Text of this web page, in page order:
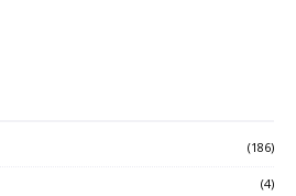
(186)
(4)